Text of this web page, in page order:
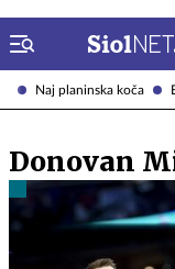
Naj planinska koča
Donovan